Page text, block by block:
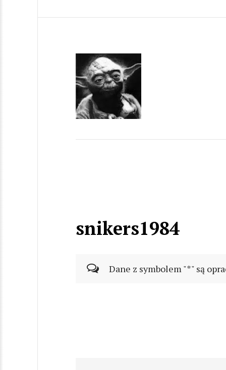
snikers1984
Dane z symbolem "*" są